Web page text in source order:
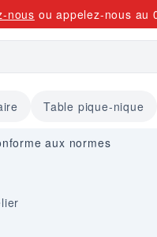
nous ou appelez-nous au
Table pique-nique
aux normes